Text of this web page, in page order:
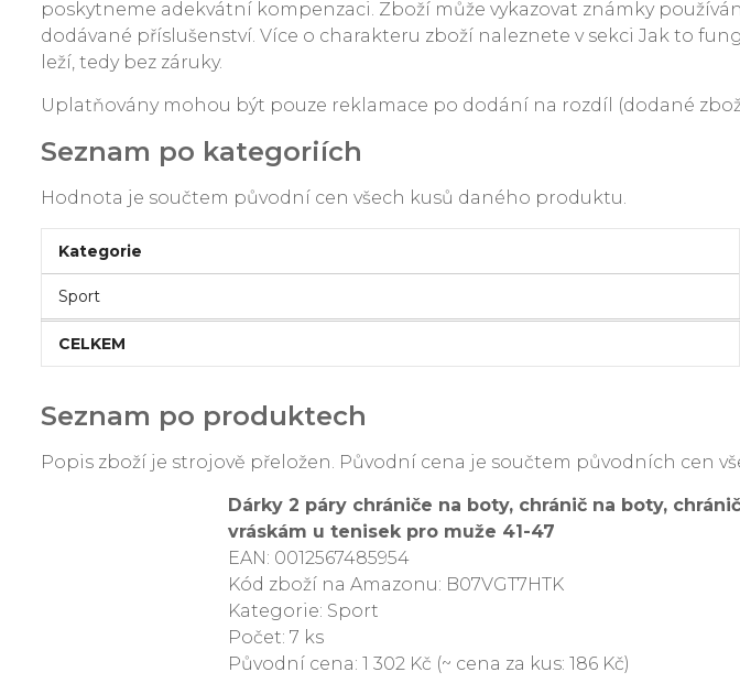
poskytneme adekvátní kompenzaci. Zboží může vykazovat známky
dodávané příslušenství. Více o charakteru zboží naleznete v sekci Jak to
leží, tedy bez záruky.
Uplatňovány mohou být pouze reklamace po dodání na rozdíl (dodané zboží
Seznam po kategoriích
Hodnota je součtem původní cen všech kusů daného produktu.
Kategorie
Sport
CELKEM
Seznam po produktech
Popis zboží je strojově přeložen. Původní cena je součtem původních cen
Dárky 2 páry chrániče na boty, chránič na boty,
vráskám u tenisek pro muže 41-47
EAN: 0012567485954
Kód zboží na Amazonu: B07VGT7HTK
Kategorie: Sport
Počet: 7 ks
Původní cena: 1 302 Kč (~ cena za kus: 186 Kč)